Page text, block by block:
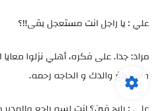
علي : يا راجل انت مستعجل بقى!!؟
مراد: جدا. على فكره، أهلي نزلوا معايا
وانت بلغ والدك و الحاجه رحمه.